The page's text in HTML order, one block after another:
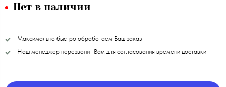
Нет в наличии
Максимально быстро обработаем Ваш заказ
Наш менеджер перезвонит Вам для согласования времени доставки